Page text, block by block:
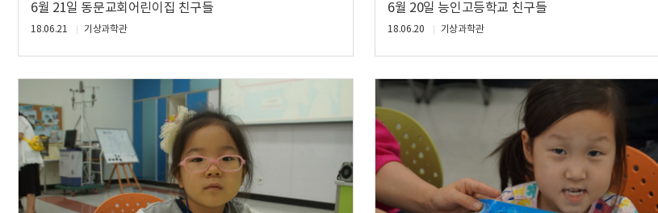
6월 21일 동문교회어린이집 친구들
18.06.21 기상과학관
6월 20일 능인고등학교 친구들
18.06.20 기상과학관